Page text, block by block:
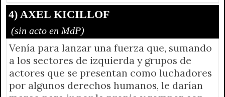
4) AXEL KICILLOF
(sin acto en MdP)
Venía para lanzar una fuerza que, sumando
a los sectores de izquierda y grupos de
actores que se presentan como luchadores
por algunos derechos humanos, le darían